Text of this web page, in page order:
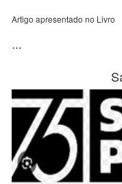
Artigo apresentado no Livro
...